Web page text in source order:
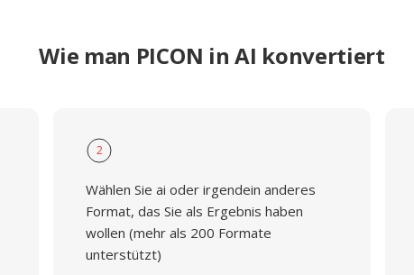
Wie man PICON in AI konvertiert
2
Wählen Sie ai oder irgendein anderes
Format, das Sie als Ergebnis haben
wollen (mehr als 200 Formate
unterstützt)